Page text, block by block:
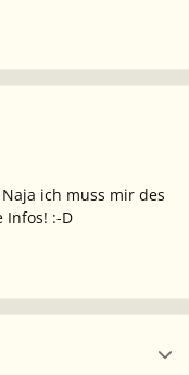
ich muss mir des
Infos! :-D